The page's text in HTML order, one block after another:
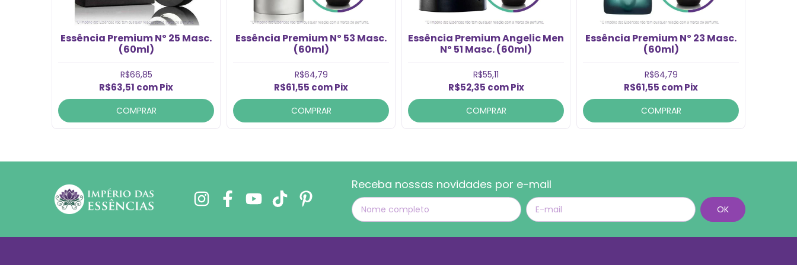
Essência Premium Nº 25 Masc.
(60ml)
R$66,85
R$63,51 comPix
COMPRAR
Essência Premium Nº 53 Masc.
(60ml)
R$64,79
R$61,55 comPix
COMPRAR
Essência Premium Angelic Men
Nº 51 Masc. (60ml)
R$55,11
R$52,35 com Pix
COMPRAR
Essência Premium Nº 23 Masc.
(60ml)
R$64,79
R$61,55 comPix
COMPRAR
Receba nossas novidades por e-mail